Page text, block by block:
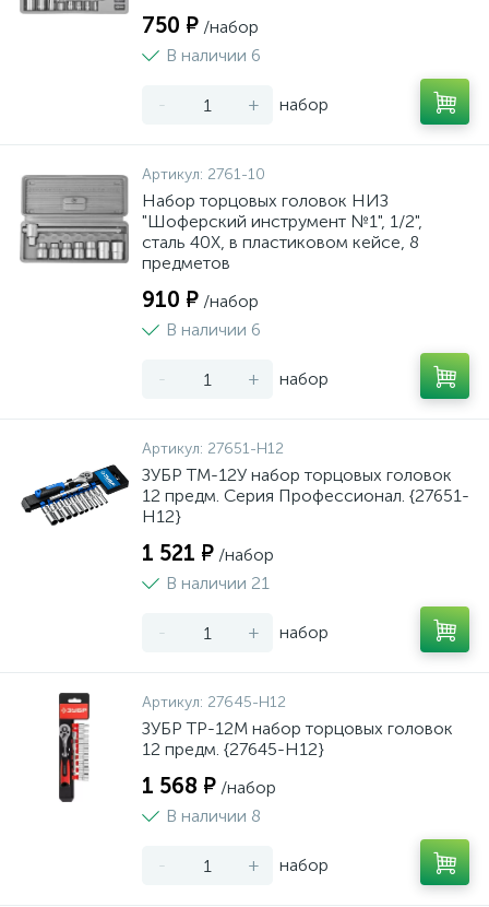
750 ₽ /набор
В наличии 6
- + набор
Артикул: 2761-10
Набор торцовых головок НИЗ
"Шоферский инструмент №1", 1/2",
сталь 40Х, в пластиковом кейсе, 8
предметов
910 ₽ /набор
В наличии 6
- + набор
Артикул: 27651-H12
ЗУБР ТМ-12У набор торцовых головок
12 предм. Серия Профессионал. {27651-
H12}
1 521 ₽ /набор
В наличии 21
- + набор
Артикул: 27645-H12
ЗУБР ТР-12М набор торцовых головок
12 предм. {27645-H12}
1 568 ₽ /набор
В наличии 8
- + набор